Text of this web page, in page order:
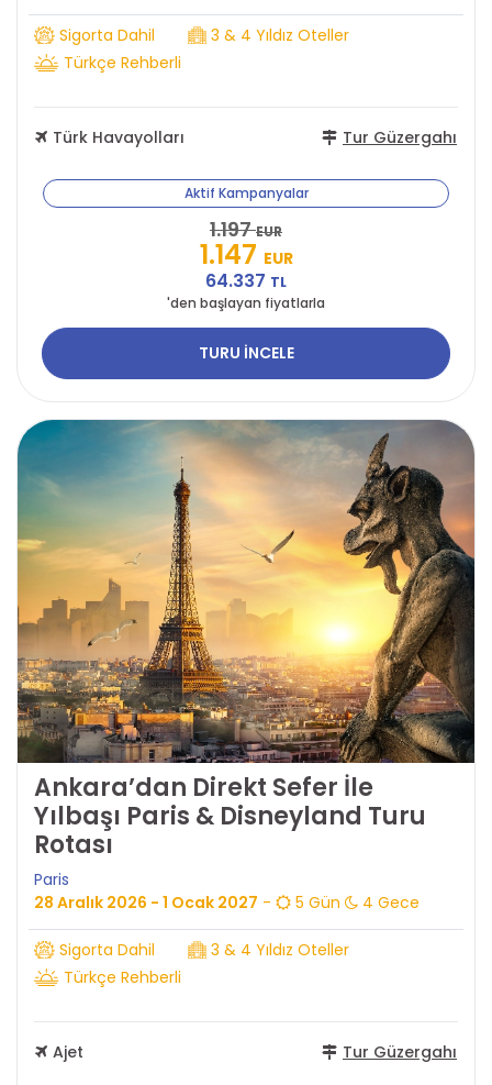
Sigorta Dahil
3 & 4 Yıldız Oteller
Türkçe Rehberli
Türk Havayolları Tur Güzergahı
Aktif Kampanyalar
1.197EUR
1.147 EUR
64.337 TL
'den başlayan fiyatlarla
TURU İNCELE
Ankara’dan Direkt Sefer İle
Yılbaşı Paris & Disneyland Turu
Rotası
Paris
28 Aralık 2026 - 1 Ocak 2027 - 5 Gün 4 Gece
Sigorta Dahil
3 & 4 Yıldız Oteller
Türkçe Rehberli
Ajet Tur Güzergahı